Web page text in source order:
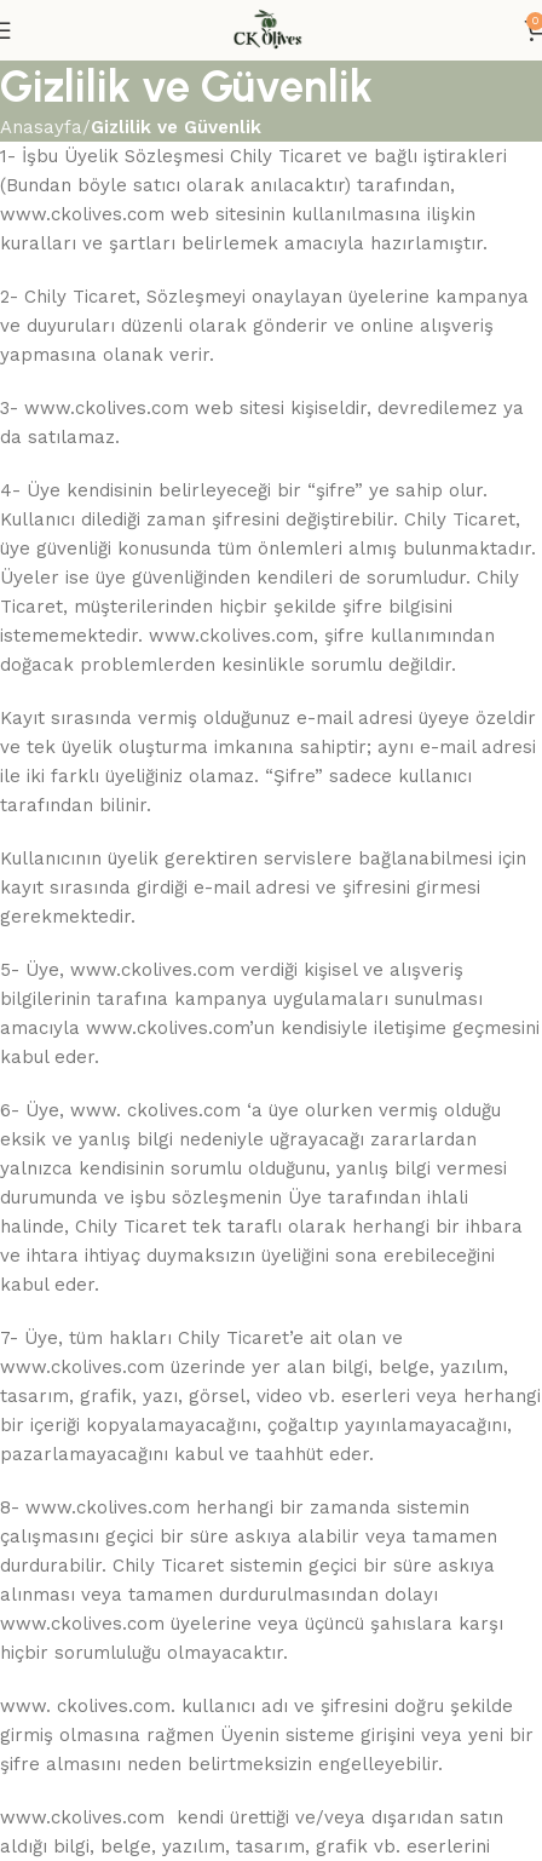
0
Gizlilik ve Güvenlik
Anasayfa Gizlilik ve Güvenlik
1- İşbu Üyelik Sözleşmesi Chily Ticaret ve bağlı iştirakleri
(Bundan böyle satıcı olarak anılacaktır) tarafından,
www.ckolives.com web sitesinin kullanılmasına ilişkin
kuralları ve şartları belirlemek amacıyla hazırlamıştır.
2- Chily Ticaret, Sözleşmeyi onaylayan üyelerine kampanya
ve duyuruları düzenli olarak gönderir ve online alışveriş
yapmasına olanak verir.
3- www.ckolives.com web sitesi kişiseldir, devredilemez ya
da satılamaz.
4- Üye kendisinin belirleyeceği bir “şifre” ye sahip olur.
Kullanıcı dilediği zaman şifresini değiştirebilir. Chily Ticaret,
üye güvenliği konusunda tüm önlemleri almış bulunmaktadır.
Üyeler ise üye güvenliğinden kendileri de sorumludur. Chily
Ticaret, müşterilerinden hiçbir şekilde şifre bilgisini
istememektedir. www.ckolives.com, şifre kullanımından
doğacak problemlerden kesinlikle sorumlu değildir.
Kayıt sırasında vermiş olduğunuz e-mail adresi üyeye özeldir
ve tek üyelik oluşturma imkanına sahiptir; aynı e-mail adresi
ile iki farklı üyeliğiniz olamaz. “Şifre” sadece kullanıcı
tarafından bilinir.
Kullanıcının üyelik gerektiren servislere bağlanabilmesi için
kayıt sırasında girdiği e-mail adresi ve şifresini girmesi
gerekmektedir.
5- Üye, www.ckolives.com verdiği kişisel ve alışveriş
bilgilerinin tarafına kampanya uygulamaları sunulması
amacıyla www.ckolives.com’un kendisiyle iletişime geçmesini
kabul eder.
6- Üye, www. ckolives.com ‘a üye olurken vermiş olduğu
eksik ve yanlış bilgi nedeniyle uğrayacağı zararlardan
yalnızca kendisinin sorumlu olduğunu, yanlış bilgi vermesi
durumunda ve işbu sözleşmenin Üye tarafından ihlali
halinde, Chily Ticaret tek taraflı olarak herhangi bir ihbara
ve ihtara ihtiyaç duymaksızın üyeliğini sona erebileceğini
kabul eder.
7- Üye, tüm hakları Chily Ticaret’e ait olan ve
www.ckolives.com üzerinde yer alan bilgi, belge, yazılım,
tasarım, grafik, yazı, görsel, video vb. eserleri veya herhangi
bir içeriği kopyalamayacağını, çoğaltıp yayınlamayacağını,
pazarlamayacağını kabul ve taahhüt eder.
8- www.ckolives.com herhangi bir zamanda sistemin
çalışmasını geçici bir süre askıya alabilir veya tamamen
durdurabilir. Chily Ticaret sistemin geçici bir süre askıya
alınması veya tamamen durdurulmasından dolayı
www.ckolives.com üyelerine veya üçüncü şahıslara karşı
hiçbir sorumluluğu olmayacaktır.
www. ckolives.com. kullanıcı adı ve şifresini doğru şekilde
girmiş olmasına rağmen Üyenin sisteme girişini veya yeni bir
şifre almasını neden belirtmeksizin engelleyebilir.
www.ckolives.com kendi ürettiği ve/veya dışarıdan satın
aldığı bilgi, belge, yazılım, tasarım, grafik vb. eserlerini